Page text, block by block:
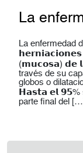
La
La enfermedad
(𝗺𝘂𝗰𝗼𝘀𝗮) 𝗱𝗲
través de su
globos o
𝗛𝗮𝘀𝘁𝗮 𝗲𝗹
parte final del […]